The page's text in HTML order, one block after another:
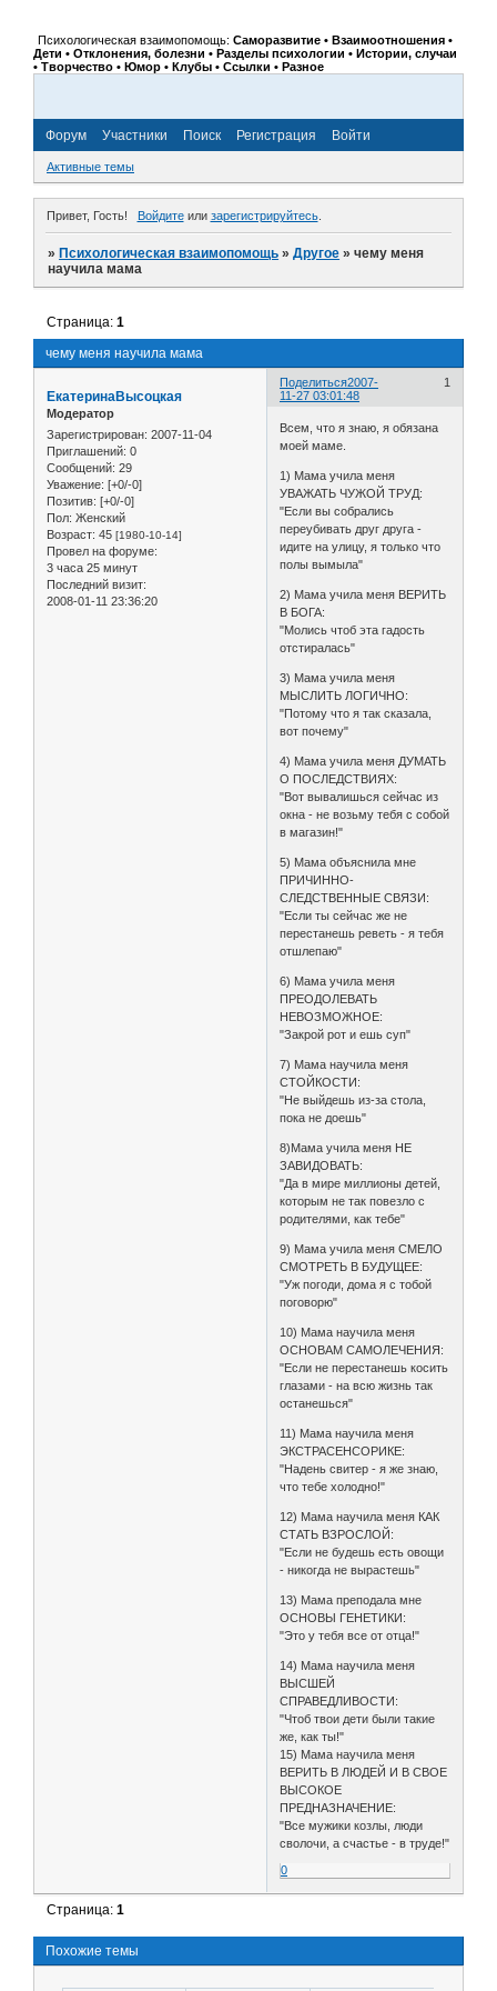
Психологическая взаимопомощь: Саморазвитие • Взаимоотношения •
Дети • Отклонения, болезни • Разделы психологии • Истории, случаи
• Творчество • Юмор • Клубы • Ссылки • Разное
Форум Участники Поиск Регистрация Войти
Активные темы
Привет, Гость! Войдитеили зарегистрируйтесь.
»Психологическая взаимопомощь »Другое »чему меня
научила мама
чему меня научила мама
Страница:1
Поделиться 1
2007-
11-27 03:01:48
ЕкатеринаВысоцкая
Модератор
Зарегистрирован: 2007-11-04
Приглашений: 0
Сообщений: 29
Уважение: [+0/-0]
Позитив: [+0/-0]
Пол: Женский
Возраст: 45 [1980-10-14]
Провел на форуме:
3 часа 25 минут
Последний визит:
2008-01-11 23:36:20
Всем, что я знаю, я обязана
моей маме.
1) Мама учила меня
УВАЖАТЬ ЧУЖОЙ ТРУД:
"Если вы собрались
переубивать друг друга -
идите на улицу, я только что
полы вымыла"
2) Мама учила меня ВЕРИТЬ
В БОГА:
"Молись чтоб эта гадость
отстиралась"
3) Мама учила меня
МЫСЛИТЬ ЛОГИЧНО:
"Потому что я так сказала,
вот почему"
4) Мама учила меня ДУМАТЬ
О ПОСЛЕДСТВИЯХ:
"Вот вывалишься сейчас из
окна - не возьму тебя с собой
в магазин!"
5) Мама объяснила мне
ПРИЧИННО-
СЛЕДСТВЕННЫЕ СВЯЗИ:
"Если ты сейчас же не
перестанешь реветь - я тебя
отшлепаю"
6) Мама учила меня
ПРЕОДОЛЕВАТЬ
НЕВОЗМОЖНОЕ:
"Закрой рот и ешь суп"
7) Мама научила меня
СТОЙКОСТИ:
"Не выйдешь из-за стола,
пока не доешь"
8)Мама учила меня НЕ
ЗАВИДОВАТЬ:
"Да в мире миллионы детей,
которым не так повезло с
родителями, как тебе"
9) Мама учила меня СМЕЛО
СМОТРЕТЬ В БУДУЩЕЕ:
"Уж погоди, дома я с тобой
поговорю"
10) Мама научила меня
ОСНОВАМ САМОЛЕЧЕНИЯ:
"Если не перестанешь косить
глазами - на всю жизнь так
останешься"
11) Мама научила меня
ЭКСТРАСЕНСОРИКЕ:
"Надень свитер - я же знаю,
что тебе холодно!"
12) Мама научила меня КАК
СТАТЬ ВЗРОСЛОЙ:
"Если не будешь есть овощи
- никогда не вырастешь"
13) Мама преподала мне
ОСНОВЫ ГЕНЕТИКИ:
"Это у тебя все от отца!"
14) Мама научила меня
ВЫСШЕЙ
СПРАВЕДЛИВОСТИ:
"Чтоб твои дети были такие
же, как ты!"
15) Мама научила меня
ВЕРИТЬ В ЛЮДЕЙ И В СВОЕ
ВЫСОКОЕ
ПРЕДНАЗНАЧЕНИЕ:
"Все мужики козлы, люди
сволочи, а счастье - в труде!"
0
Страница:1
Похожие темы